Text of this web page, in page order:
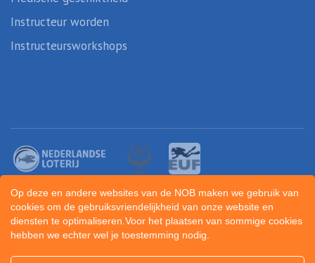
Instructeur worden
Instructeursworkshops
Op deze en andere websites van de NOB maken we gebruik van
cookies om de gebruiksvriendelijkheid van onze website en
diensten te optimaliseren.Voor het plaatsen van sommige cookies
hebben we echter wel je toestemming nodig.